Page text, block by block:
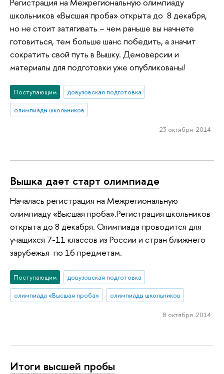
Регистрация на Межрегиональную олимпиаду
школьников «Высшая проба» открыта до 8 декабря,
но не стоит затягивать – чем раньше вы начнете
готовиться, тем больше шанс победить, а значит
сократить свой путь в Вышку. Демоверсии и
материалы для подготовки уже опубликованы!
Поступающим
довузовская подготовка
олимпиады школьников
23 октября 2014
Вышка дает старт олимпиаде
Началась регистрация на Межрегиональную
олимпиаду «Высшая проба».Регистрация школьников
открыта до 8 декабря. Олимпиада проводится для
учащихся 7-11 классов из России и стран ближнего
зарубежья по 16 предметам.
Поступающим
довузовская подготовка
олимпиада «Высшая проба»
олимпиады школьников
8 октября 2014
Итоги высшей пробы